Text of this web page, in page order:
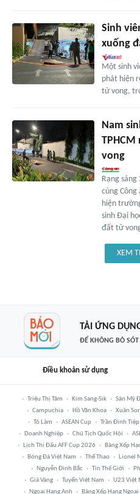
Sinh
xuống
Một sinh
phát hiện
tử vong,
Nam
vong
Rạng sáng
cùng
hiện
sinh Đại
đất tử
XEM
TẢI ỨNG
ĐỂ KHÔNG BỎ
Điều khoản sử dụng
Triệu Thị Tâm Kim Sang-Sik Sân Mỹ
Campuchia
Hồ Văn Khoa Xuân Son
Tô Lâm
ASEAN Cup Trần Đình Tiệp
Doanh Nghiệp
Chủ Tịch Quốc Hội
Lịch Thi Đấu AFF Cup 2026
Bảng Xếp
Bóng Đá Việt Nam
Thể Thao Lionel
Nguyễn Đình Bắc
Tin Thế Giới
Giá Vàng
Tuyển Việt Nam U23 Việt
Ngoại Hạng Anh
Bảng Xếp Hạng